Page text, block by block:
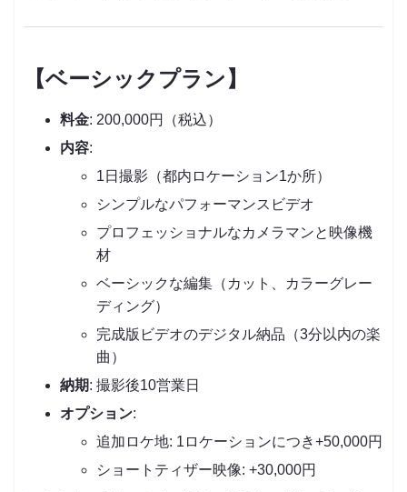
【ベーシックプラン】
料金: 200,000円（税込）
内容:
1日撮影（都内ロケーション1か所）
シンプルなパフォーマンスビデオ
プロフェッショナルなカメラマンと映像機
材
ベーシックな編集（カット、カラーグレー
ディング）
完成版ビデオのデジタル納品（3分以内の楽
曲）
納期: 撮影後10営業日
オプション:
追加ロケ地: 1ロケーションにつき+50,000円
ショートティザー映像: +30,000円